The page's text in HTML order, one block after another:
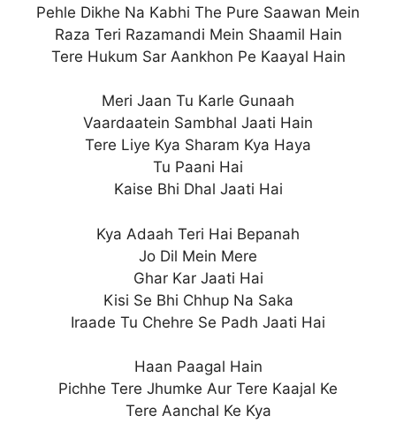
Pehle Dikhe Na Kabhi The Pure Saawan Mein
Raza Teri Razamandi Mein Shaamil Hain
Tere Hukum Sar Aankhon Pe Kaayal Hain
Meri Jaan Tu Karle Gunaah
Vaardaatein Sambhal Jaati Hain
Tere Liye Kya Sharam Kya Haya
Tu Paani Hai
Kaise Bhi Dhal Jaati Hai
Kya Adaah Teri Hai Bepanah
Jo Dil Mein Mere
Ghar Kar Jaati Hai
Kisi Se Bhi Chhup Na Saka
Iraade Tu Chehre Se Padh Jaati Hai
Haan Paagal Hain
Pichhe Tere Jhumke Aur Tere Kaajal Ke
Tere Aanchal Ke Kya